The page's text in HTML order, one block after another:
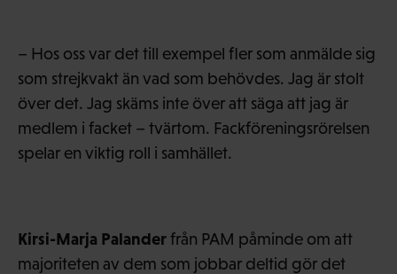
– Hos oss var det till exempel fler som anmälde sig
som strejkvakt än vad som behövdes. Jag är stolt
över det. Jag skäms inte över att säga att jag är
medlem i facket – tvärtom. Fackföreningsrörelsen
spelar en viktig roll i samhället.
Kirsi-Marja Palanderfrån PAM påminde om att
majoriteten av dem som jobbar deltid gör det